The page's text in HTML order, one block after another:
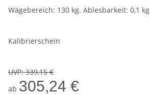
Wägebereich: 130 kg. Ablesbarkeit: 0,1 kg
Kalibrierschein
UVP:339,15 €
ab 305,24 €